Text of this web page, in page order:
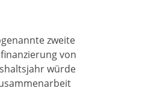
zweite
von
würde